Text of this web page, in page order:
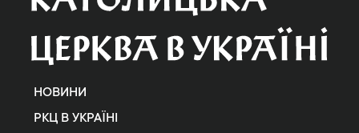
НОВИНИ
РКЦ В УКРАЇНІ